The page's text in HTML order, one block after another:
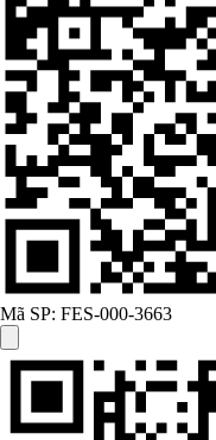
Mã SP: FES-000-3663